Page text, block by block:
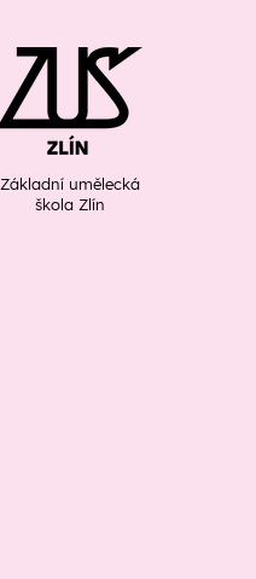
Základní umělecká
škola Zlín